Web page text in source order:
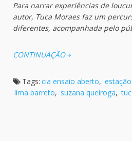
Para narrar experiências de
autor, Tuca Moraes faz um
diferentes, acompanhada pelo
CONTINUAÇÃO
Tags: cia ensaio aberto,
lima barreto, suzana queiroga,